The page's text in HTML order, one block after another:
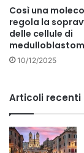
Così una
regola la
delle cellule di
10/12/2025
Articoli recenti